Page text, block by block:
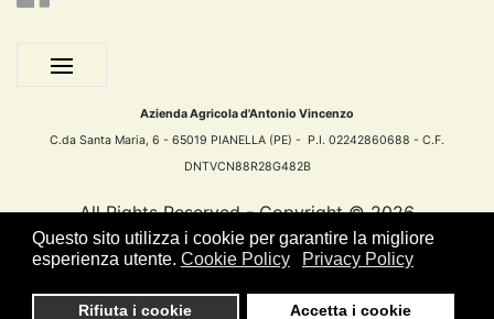
Questo sito utilizza i cookie per garantire la migliore
esperienza utente. Cookie Policy Privacy Policy
Rifiuta i cookie Accetta i cookie
Azienda Agricola d'Antonio Vincenzo
C.da Santa Maria, 6 - 65019 PIANELLA (PE) - P.I. 02242860688 - C.F.
DNTVCN88R28G482B
All Rights Reserved - Copyright ©2026
ENGINEERING BY